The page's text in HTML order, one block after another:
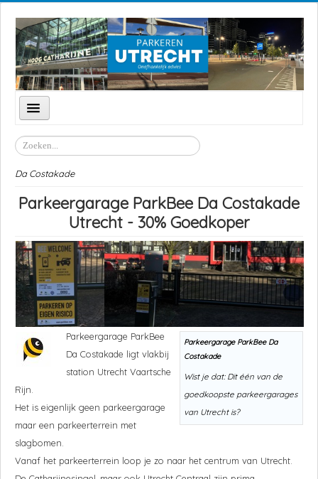
Schakelen
navigatie
Parkeren Utrecht
P+R Transferium
Straten
Locaties
Feestdagen
Goedkoop parkeren
Zoeken
Da Costakade
Parkeergarage ParkBee Da Costakade
Utrecht - 30% Goedkoper
Parkeergarage ParkBee Da
Costakade
Wist je dat: Dit één van de
goedkoopste parkeergarages
van Utrecht is?
Parkeergarage ParkBee
Da Costakade ligt vlakbij
station Utrecht Vaartsche
Rijn.
Het is eigenlijk geen parkeergarage
maar een parkeerterrein met
slagbomen.
Vanaf het parkeerterrein loop je zo naar het centrum van Utrecht.